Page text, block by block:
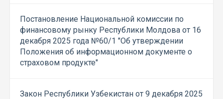
Постановление Национальной комиссии по
финансовому рынку Республики Молдова от 16
декабря 2025 года №60/1 "Об утверждении
Положения об информационном документе о
страховом продукте"
Закон Республики Узбекистан от 9 декабря 2025